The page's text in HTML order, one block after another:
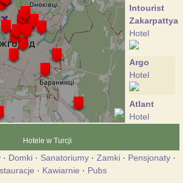
Intourist
Zakarpattya
Hotel
Argo
Hotel
Atlant
Hotel
Hotel
Hotele w Turcji
· Domki · Sanatoriumy · Zamki · Pensjonaty ·
· Kawiarnie · Pubs